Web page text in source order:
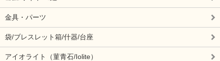
金具・パーツ
袋/ブレスレット箱/什器/台座
アイオライト（菫青石/Iolite）